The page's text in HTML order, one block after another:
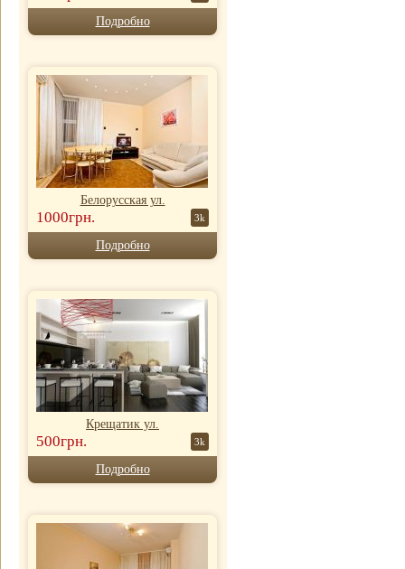
Подробно
Белорусская ул.
1000грн. 3k
Подробно
Крещатик ул.
500грн. 3k
Подробно